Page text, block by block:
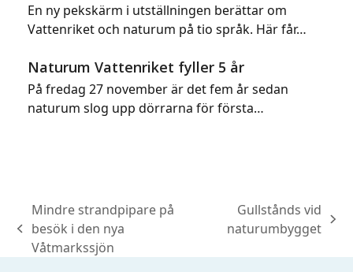
En ny pekskärm i utställningen berättar om
Vattenriket och naturum på tio språk. Här får…
Naturum Vattenriket fyller 5 år
På fredag 27 november är det fem år sedan
naturum slog upp dörrarna för första…
previous
post:
Mindre strandpipare på
besök i den nya
Våtmarkssjön
next
Gullstånds vid
naturumbygget